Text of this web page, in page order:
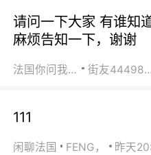
请问一下大家 有谁知
麻烦告知一下，谢谢
法国你问我答 街友
111
闲聊法国 FENG， 昨天